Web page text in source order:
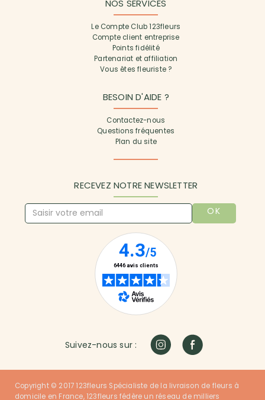
NOS SERVICES
Le Compte Club 123fleurs
Compte client entreprise
Points fidélité
Partenariat et affiliation
Vous êtes fleuriste ?
BESOIN D'AIDE ?
Contactez-nous
Questions fréquentes
Plan du site
RECEVEZ NOTRE NEWSLETTER
OK
Suivez-nous sur :
Copyright © 2017 123fleurs Spécialiste de la livraison de fleurs à
domicile en France, 123fleurs fédère un réseau de milliers